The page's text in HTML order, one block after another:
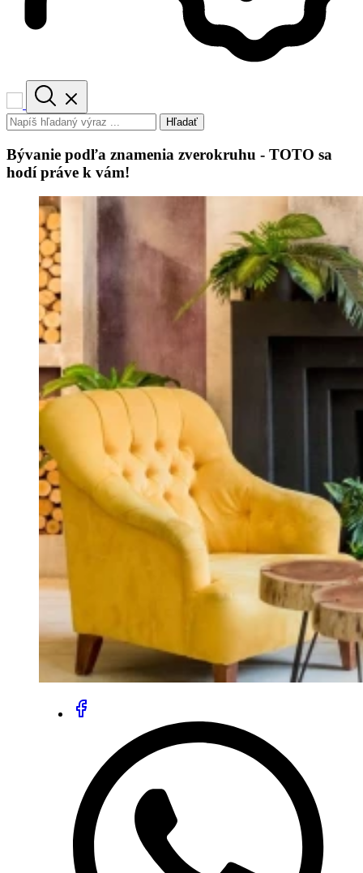
Hľadať
Bývanie podľa znamenia zverokruhu - TOTO sa
hodí práve k vám!